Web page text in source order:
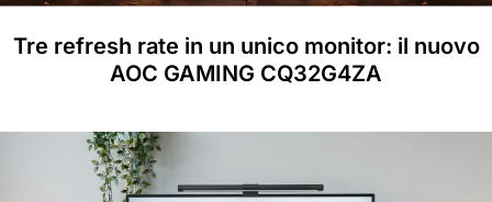
Tre refresh rate in un unico monitor: il nuovo
AOC GAMING CQ32G4ZA